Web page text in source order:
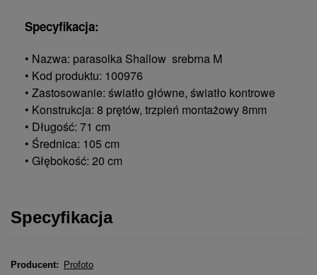
Specyfikacja:
• Nazwa: parasolka Shallow srebrna M
• Kod produktu: 100976
• Zastosowanie: światło główne, światło kontrowe
• Konstrukcja: 8 prętów, trzpień montażowy 8mm
• Długość: 71 cm
• Średnica: 105 cm
• Głębokość: 20 cm
Specyfikacja
Producent: Profoto